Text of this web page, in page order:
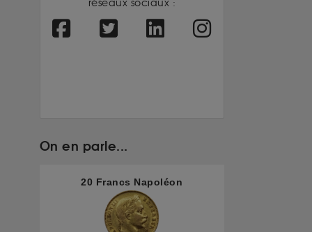
réseaux sociaux :
On en parle...
20 Francs Napoléon